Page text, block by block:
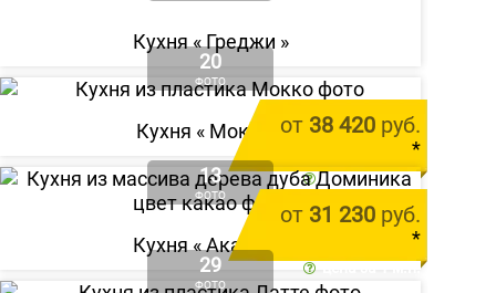
Кухня «Греджи »
20
ФОТО
от 38 420 руб.
*
цена за 1 м.п.
Кухня « Мокко
»
13
ФОТО
от 31 230 руб.
*
Кухня «Акация
29
ФОТО